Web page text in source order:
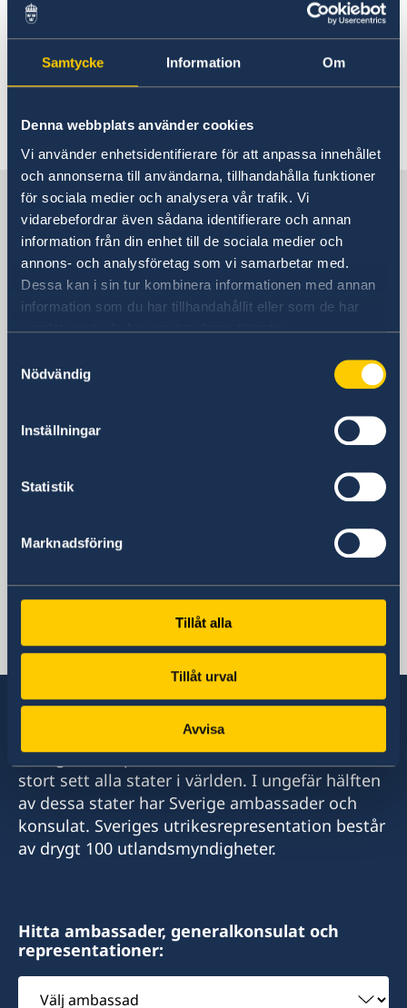
Samtycke Information Om
Denna webbplats använder cookies
Vi använder enhetsidentifierare för att anpassa innehållet
och annonserna till användarna, tillhandahålla funktioner
för sociala medier och analysera vår trafik. Vi
vidarebefordrar även sådana identifierare och annan
information från din enhet till de sociala medier och
annons- och analysföretag som vi samarbetar med.
Dessa kan i sin tur kombinera informationen med annan
information som du har tillhandahållit eller som de har
samlat in när du har använt deras tjänster.
Nödvändig
Inställningar
Statistik
Marknadsföring
Tillåt alla
Tillåt urval
Avvisa
utrikesdepartementet i Stockholm stödjer med
beredning av ärenden och handläggning av
sakfrågor, se kontaktinformation längre ner på
sidan.
Senast uppdaterad 18 jan. 2022, 14.46
Sverige i Turkmenistan
Sveriges ambassad
(Stockholmsbaserad)
utlandsmyndigheterna har inte öppet för
besökare. Vänligen kontakta oss via epost
Postadress
Kansliet för stöd till mindre
Telefonnummer
Fax
E-postadress
Sverige har diplomatiska förbindelser med i
stort sett alla stater i världen. I ungefär hälften
av dessa stater har Sverige ambassader och
konsulat. Sveriges utrikesrepresentation består
av drygt 100 utlandsmyndigheter.
Hitta ambassader, generalkonsulat och
representationer:
Välj